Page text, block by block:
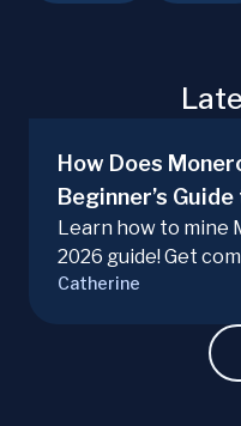
How Does
Beginner’s
Learn how to mine
2026 guide! Get
hardware,
Catherine